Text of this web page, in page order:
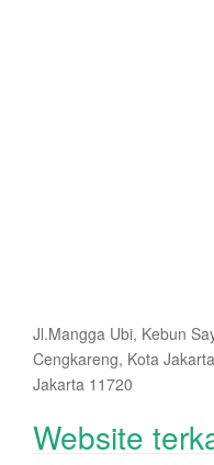
Jl.Mangga Ubi, Kebun
Cengkareng, Kota
Jakarta 11720
Website